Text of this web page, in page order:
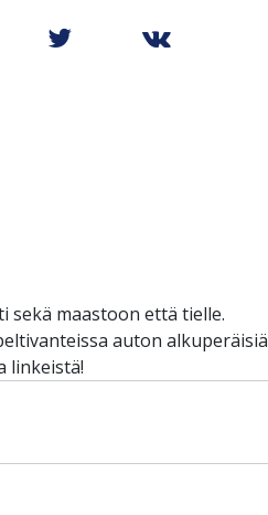
sekä maastoon että tielle.
auton alkuperäisiä
linkeistä!